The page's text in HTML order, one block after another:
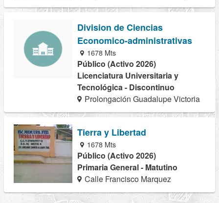
Division de Ciencias
Economico-administrativas
1678 Mts
Público (Activo 2026)
Licenciatura Universitaria y
Tecnológica - Discontinuo
Prolongación Guadalupe Victoria
Tierra y Libertad
1678 Mts
Público (Activo 2026)
Primaria General - Matutino
Calle Francisco Marquez